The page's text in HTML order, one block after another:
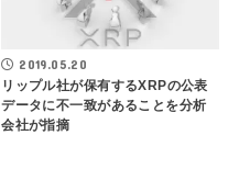
2019.05.20
リップル社が保有するXRPの公表
データに不一致があることを分析
会社が指摘